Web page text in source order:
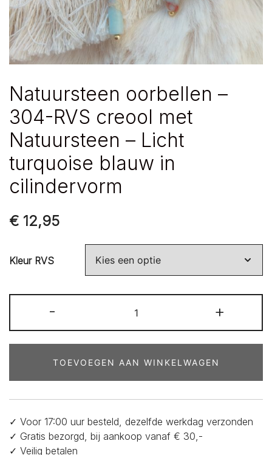
Natuursteen oorbellen –
304-RVS creool met
Natuursteen – Licht
turquoise blauw in
cilindervorm
€ 12,95
Kleur RVS
-
oorbellen
-
304-
RVS
-
Licht
+
TOEVOEGEN AAN WINKELWAGEN
✓ Voor 17:00 uur besteld, dezelfde werkdag verzonden
✓ Gratis bezorgd, bij aankoop vanaf € 30,-
✓ Veilig betalen